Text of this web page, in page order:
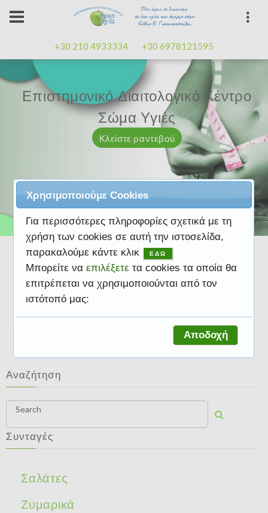
+30 210 4933334 +30 6978121595
Επαγγελματισμός, εμπειρίακαλή
διάθεση
Κλείστε ραντεβού
Επιστημονικό Διαιτολογικό Κέντρο
Σώμα Υγιές
Κλείστε ραντεβού
Μαζί μας μπορείτε
Κλείστε ραντεβού
Επαγγελματισμός, εμπειρίακαλή
διάθεση
Κλείστε ραντεβού
Επιστημονικό Διαιτολογικό Κέντρο
Σώμα Υγιές
Κλείστε ραντεβού
Αναζήτηση
Search
Συνταγές
Σαλάτες
Ζυμαρικά
Χρησιμοποιούμε Cookies
Για περισσότερες πληροφορίες σχετικά με τη
χρήση των cookies σε αυτή την ιστοσελίδα,
παρακαλούμε κάντε κλικ
ΕΔΩ
Μπορείτε να επιλέξετε τα cookies τα οποία θα
επιτρέπεται να χρησιμοποιούνται από τον
ιστότοπό μας:
Αποδοχή